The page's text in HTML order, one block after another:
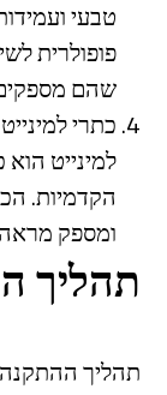
טבעי
פופולרית
שהם
כתרי למינייט
למינייט
הקדמיות.
ומספק
תהליך
תהליך